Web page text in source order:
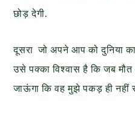
छोड़ देगी.
दूसरा जो अपने आप को दुनिया
उसे पक्का विश्वास है कि जब
जाऊंगा कि वह मुझे पकड़ ही नहीं